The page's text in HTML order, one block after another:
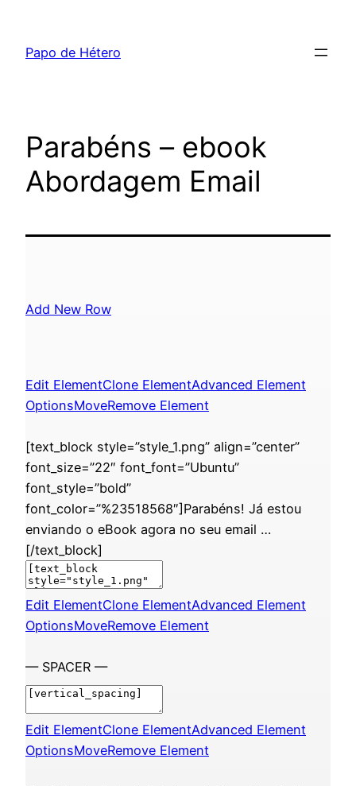
Papo de Hétero
Parabéns – ebook
Abordagem Email
Add New Row
Edit ElementClone ElementAdvanced Element
OptionsMoveRemove Element
[text_block style=”style_1.png” align=”center”
font_size=”22″ font_font=”Ubuntu”
font_style=”bold”
font_color=”%23518568″]Parabéns! Já estou
enviando o eBook agora no seu email …
[/text_block]
Edit ElementClone ElementAdvanced Element
OptionsMoveRemove Element
— SPACER —
Edit ElementClone ElementAdvanced Element
OptionsMoveRemove Element